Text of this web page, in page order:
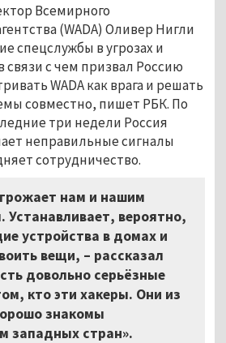
Всемирного
(WADA) Оливер Нигли
спецслужбы в угрозах и
связи с чем призвал Россию
WADA как врага и решать
совместно, пишет РБК. По
три недели Россия
неправильные сигналы
сотрудничество.
нам и нашим
вероятно,
устройства в домах и
вещи, – рассказал
довольно серьёзные
кто эти хакеры. Они из
знакомы
западных стран».